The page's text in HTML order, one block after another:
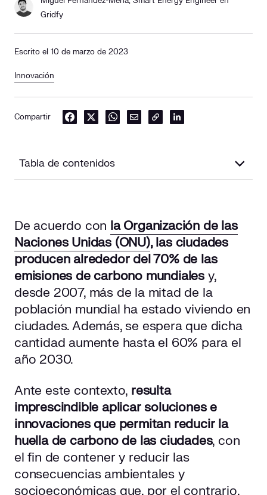
Gridfy
Escrito el 10 de marzo de 2023
Innovación
Compartir
Tabla de contenidos
Beneficios de una smart city
Qué es una smart city: el top 5 mundial
¿España cuenta con otras smart cities?
Madrid
Valencia
De acuerdo con la Organización de las
Naciones Unidas (ONU), las ciudades
producen alrededor del 70% de las
emisiones de carbono mundiales y,
desde 2007, más de la mitad de la
población mundial ha estado viviendo en
ciudades. Además, se espera que dicha
cantidad aumente hasta el 60% para el
año 2030.
Ante este contexto, resulta
imprescindible aplicar soluciones e
innovaciones que permitan reducir la
huella de carbono de las ciudades, con
el fin de contener y reducir las
consecuencias ambientales y
socioeconómicas que, por el contrario,